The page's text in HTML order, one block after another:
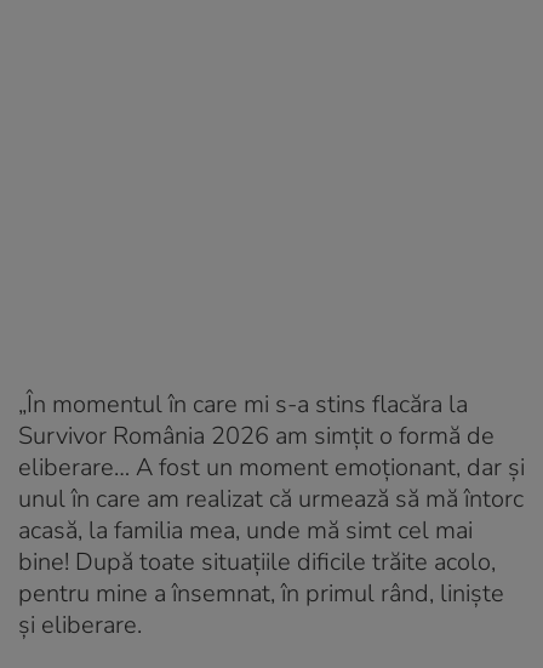
„În momentul în care mi s-a stins flacăra la
Survivor România 2026 am simțit o formă de
eliberare… A fost un moment emoționant, dar și
unul în care am realizat că urmează să mă întorc
acasă, la familia mea, unde mă simt cel mai
bine! După toate situațiile dificile trăite acolo,
pentru mine a însemnat, în primul rând, liniște
și eliberare.